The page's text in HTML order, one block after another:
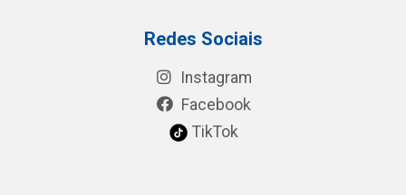
Redes Sociais
Instagram
Facebook
TikTok